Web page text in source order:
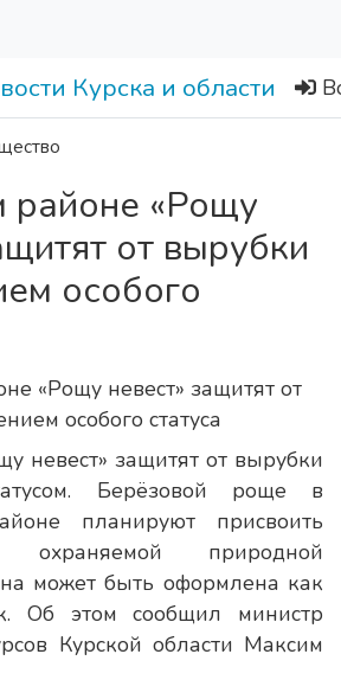
районе «Рощу
от вырубки
особого
невест» защитят от вырубки
Берёзовой роще в
планируют присвоить
охраняемой природной
может быть оформлена как
Об этом сообщил министр
Курской области Максим